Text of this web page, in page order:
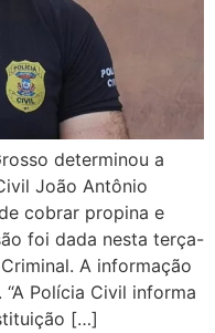
determinou a
João Antônio
cobrar propina e
foi dada nesta terça-
A informação
Polícia Civil informa
[…]